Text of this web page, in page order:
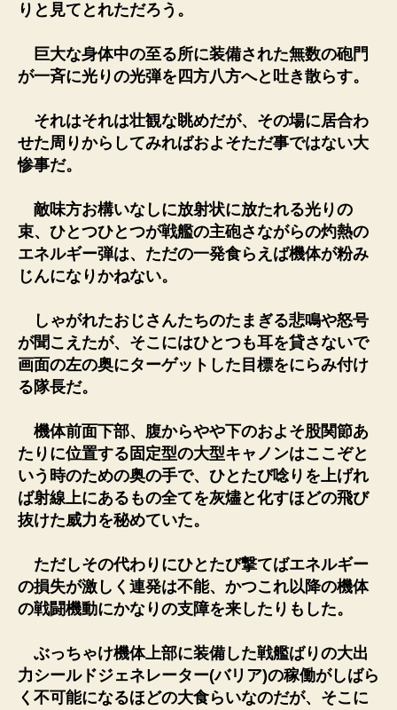
りと見てとれただろう。
巨大な身体中の至る所に装備された無数の砲門
が一斉に光りの光弾を四方八方へと吐き散らす。
それはそれは壮観な眺めだが、その場に居合わ
せた周りからしてみればおよそただ事ではない大
惨事だ。
敵味方お構いなしに放射状に放たれる光りの
束、ひとつひとつが戦艦の主砲さながらの灼熱の
エネルギー弾は、ただの一発食らえば機体が粉み
じんになりかねない。
しゃがれたおじさんたちのたまぎる悲鳴や怒号
が聞こえたが、そこにはひとつも耳を貸さないで
画面の左の奥にターゲットした目標をにらみ付け
る隊長だ。
機体前面下部、腹からやや下のおよそ股関節あ
たりに位置する固定型の大型キャノンはここぞと
いう時のための奥の手で、ひとたび唸りを上げれ
ば射線上にあるもの全てを灰燼と化すほどの飛び
抜けた威力を秘めていた。
ただしその代わりにひとたび撃てばエネルギー
の損失が激しく連発は不能、かつこれ以降の機体
の戦闘機動にかなりの支障を来したりもした。
ぶっちゃけ機体上部に装備した戦艦ばりの大出
力シールドジェネレーター(バリア)の稼働がしばら
く不可能になるほどの大食らいなのだが、そこに